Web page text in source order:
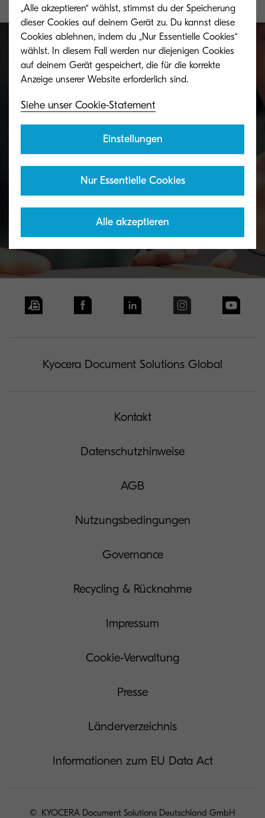
Toner Rücknahmeservice
Rücknahmesystem für Kyocera Toner und
Resttonerbehälter an.
Kyocera Document Solutions Global
Kontakt
Datenschutzhinweise
AGB
Nutzungsbedingungen
Governance
Recycling & Rücknahme
Impressum
Cookie-Verwaltung
Presse
Länderverzeichnis
Informationen zum EU Data Act
© KYOCERA Document Solutions Deutschland GmbH
„Alle akzeptieren“ wählst, stimmst du der Speicherung
dieser Cookies auf deinem Gerät zu. Du kannst diese
Cookies ablehnen, indem du „Nur Essentielle Cookies“
wählst. In diesem Fall werden nur diejenigen Cookies
auf deinem Gerät gespeichert, die für die korrekte
Siehe unser Cookie-Statement
Einstellungen
Nur Essentielle Cookies
Alle akzeptieren